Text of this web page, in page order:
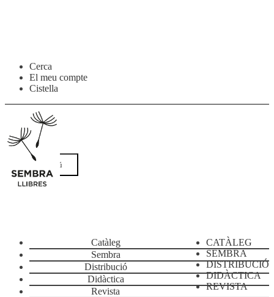
Salta
navegació
contingut
Cerca
El meu compte
Cistella
Menú
CATÀLEG
SEMBRA
DISTRIBUCIÓ
DIDÀCTICA
REVISTA
Catàleg
Sembra
Distribució
Didàctica
Revista